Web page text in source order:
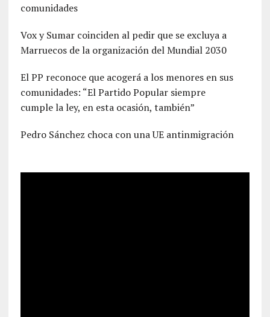
comunidades
Vox y Sumar coinciden al pedir que se excluya a
Marruecos de la organización del Mundial 2030
El PP reconoce que acogerá a los menores en sus
comunidades: “El Partido Popular siempre
cumple la ley, en esta ocasión, también”
Pedro Sánchez choca con una UE antinmigración